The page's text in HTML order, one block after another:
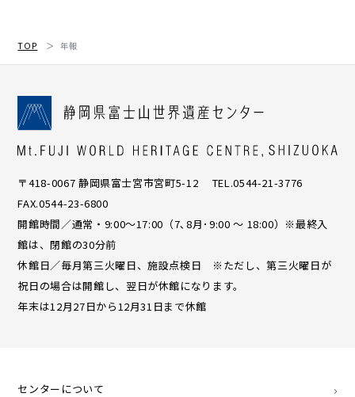
TOP 年報
〒418-0067 静岡県富士宮市宮町5-12 TEL.0544-21-3776
FAX.0544-23-6800
開館時間／通常・9:00〜17:00（7､8月･9:00 ～ 18:00）※最終入
館は、閉館の30分前
休館日／毎月第三火曜日、施設点検日 ※ただし、第三火曜日が
祝日の場合は開館し、翌日が休館になります。
年末は12月27日から12月31日まで休館
センターについて